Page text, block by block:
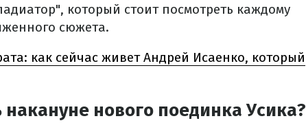
который стоит посмотреть каждому
сюжета.
как сейчас живет Андрей Исаенко, который
нового поединка Усика?